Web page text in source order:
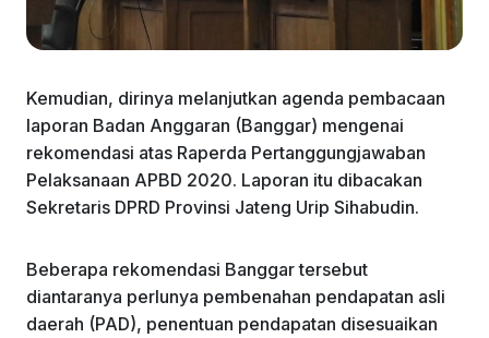
Kemudian, dirinya melanjutkan agenda pembacaan
laporan Badan Anggaran (Banggar) mengenai
rekomendasi atas Raperda Pertanggungjawaban
Pelaksanaan APBD 2020. Laporan itu dibacakan
Sekretaris DPRD Provinsi Jateng Urip Sihabudin.
Beberapa rekomendasi Banggar tersebut
diantaranya perlunya pembenahan pendapatan asli
daerah (PAD), penentuan pendapatan disesuaikan